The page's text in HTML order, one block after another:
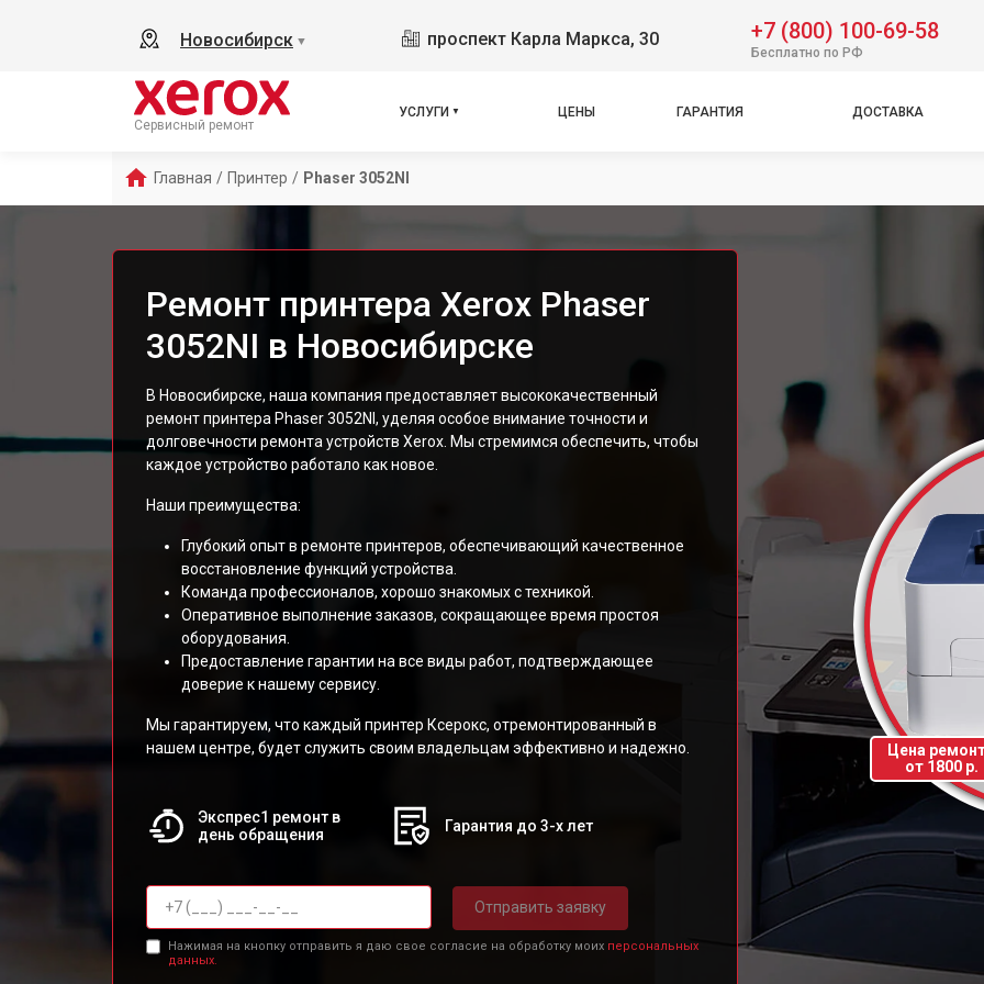
Новосибирск ▼ проспект Карла Маркса, 30 +7 (800) 100-69-58
Бесплатно по РФ
Сервисный ремонт
УСЛУГИ ЦЕНЫ ГАРАНТИЯ ДОСТАВКА
Главная / Принтер / Phaser 3052NI
Ремонт принтера Xerox Phaser
3052NI в Новосибирске
В Новосибирске, наша компания предоставляет высококачественный
ремонт принтера Phaser 3052NI, уделяя особое внимание точности и
долговечности ремонта устройств Xerox. Мы стремимся обеспечить, чтобы
каждое устройство работало как новое.
Наши преимущества:
Глубокий опыт в ремонте принтеров, обеспечивающий качественное
восстановление функций устройства.
Команда профессионалов, хорошо знакомых с техникой.
Оперативное выполнение заказов, сокращающее время простоя
оборудования.
Предоставление гарантии на все виды работ, подтверждающее
доверие к нашему сервису.
Мы гарантируем, что каждый принтер Ксерокс, отремонтированный в
нашем центре, будет служить своим владельцам эффективно и надежно.
Экспрес1 ремонт в
день обращения
Гарантия до 3-х лет
Отправить заявку
Нажимая на кнопку отправить я даю свое согласие на обработку моих персональных
данных.
Цена
от 1800 р.